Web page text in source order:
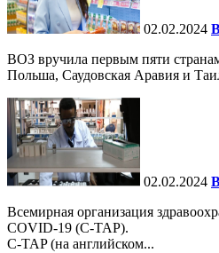
02.02.2024
ВОЗ вручила первым пяти
Польша, Саудовская Аравия и
02.02.2024
Всемирная организация
COVID-19 (C-TAP).
C-TAP (на английском...